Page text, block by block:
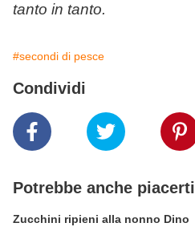
tanto in tanto.
#secondi di pesce
Condividi
Potrebbe anche piacerti
Zucchini ripieni alla nonno Dino